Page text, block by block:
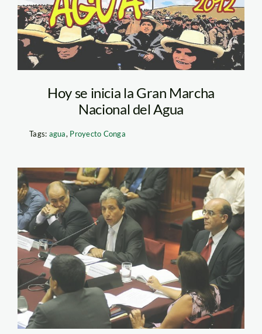
Hoy se inicia la Gran Marcha
Nacional del Agua
Tags: agua, Proyecto Conga
pulgar_vidal_congreso